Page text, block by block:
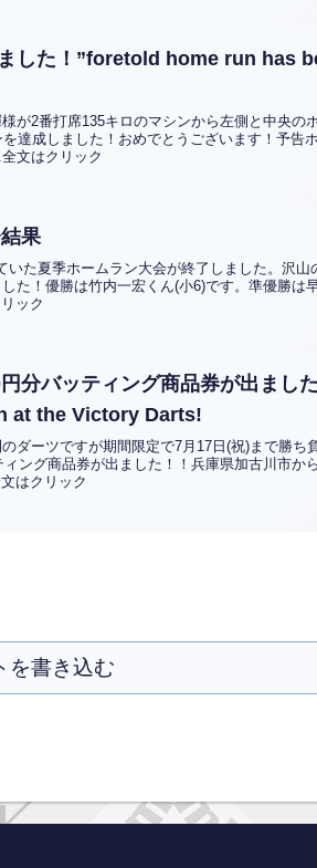
した！”foretold home run has
が2番打席135キロのマシンから左側と中央の
達成しました！おめでとうございます！予告
文はクリック
果
いた夏季ホームラン大会が終了しました。沢
た！優勝は竹内一宏くん(小6)です。準優勝は
ック
分バッティング商品券が出まし
at the Victory Darts!
ダーツですが期間限定で7月17日(祝)まで勝ち
ング商品券が出ました！！兵庫県加古川市か
はクリック
を書き込む